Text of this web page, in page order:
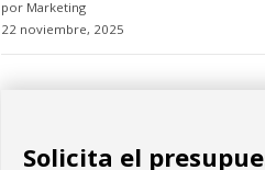
por Marketing
22 noviembre, 2025